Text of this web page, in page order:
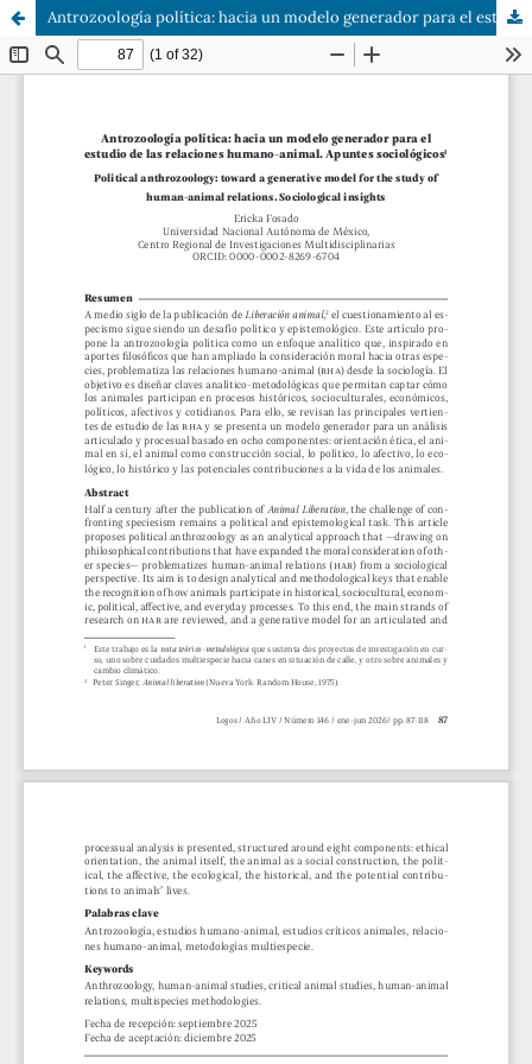
Antrozoología política: hacia un modelo generador para el estudio de las relaciones humano-animal. Apuntes sociológicos